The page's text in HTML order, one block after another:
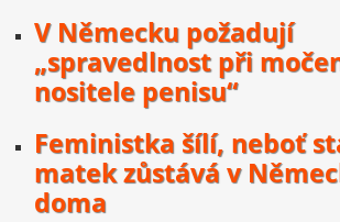
V Německu požadují
„spravedlnost při
nositele penisu“
Feministka šílí, neboť
matek zůstává v
doma